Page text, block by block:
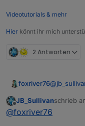
dass von
Videotutorials & mehr
Hier könnt ihr mich
2 Antworten
foxriver76@
Offline
JB_Sullivanschrieb
zuletzt
@foxriver76